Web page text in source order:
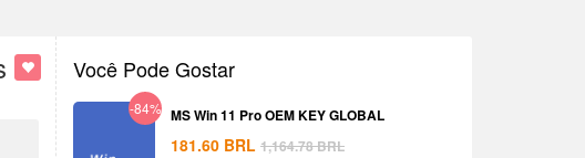
Você Pode Gostar
-84% MS Win 11 Pro OEM KEY GLOBAL
181.60 BRL 1,164.78BRL